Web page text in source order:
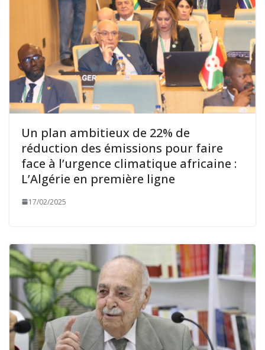
Un plan ambitieux de 22% de
réduction des émissions pour faire
face à l’urgence climatique africaine :
L’Algérie en première ligne
17/02/2025